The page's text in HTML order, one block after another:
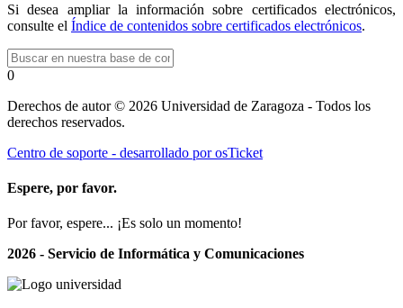
Si desea ampliar la información sobre certificados electrónicos,
consulte el Índice de contenidos sobre certificados electrónicos.
0
Derechos de autor © 2026 Universidad de Zaragoza - Todos los
derechos reservados.
Centro de soporte - desarrollado por osTicket
Espere, por favor.
Por favor, espere... ¡Es solo un momento!
2026 - Servicio de Informática y Comunicaciones